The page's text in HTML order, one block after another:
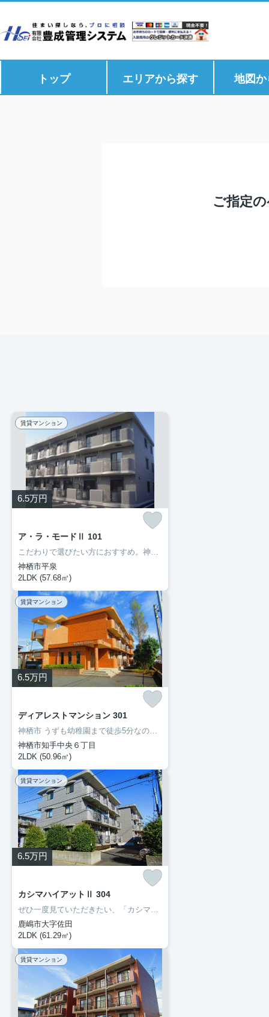
トップ エリアから探す 地図
ご指定
賃貸マンション
6.5万円
ア・ラ・モードⅡ 101
こだわりで選びたい方におすすめ。神栖市エリアで住まいをお探しなら「ア・ラ・モードⅡ」。室内設備はBS・エアコン・ネット使用料不要など充実した設備を備え付けています。初期費用をカードでお支払いいただけるので、カードで決済したい方にもおすすめです。住まいを探すにあたって、神栖市へお引っ越しを検討しているのであれば、豊成管理システムにお任せください。
神栖市平泉
2LDK (57.68㎡)
賃貸マンション
6.5万円
ディアレストマンション 301
神栖市 うずも幼稚園まで徒歩5分なので、送り迎えも楽です。ネットの回線を導入しています、パソコンが使えて暮らしに嬉しい。転居先に住み心地も良いこちらの賃貸物件。充実した新生活を過ごしましょう。豊成管理システムは長年、神栖市を中心にお部屋探しをサポートして参りましたので、お部屋探しには自信があります。
神栖市知手中央６丁目
2LDK (50.96㎡)
賃貸マンション
6.5万円
カシマハイアットⅡ 304
ぜひ一度見ていただきたい、「カシマハイアットⅡ」です。セブン-イレブン鹿嶋宮中南店まで徒歩6分と近場にコンビニがあるのもポイント。転居先に住み心地も良いこちらの賃貸物件。充実した新生活を過ごしましょう。豊成管理システムでは、お客様に合わせてお部屋をご紹介いたします。0299-97-0800からご希望の条件をお申しつけ下さい。
鹿嶋市大字佐田
2LDK (61.29㎡)
賃貸マンション